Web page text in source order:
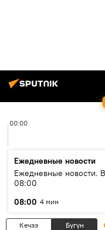
00:00
Ежедневные новости
Ежедневные новости.
08:00
08:00 4 мин
Кечээ Бүгүн